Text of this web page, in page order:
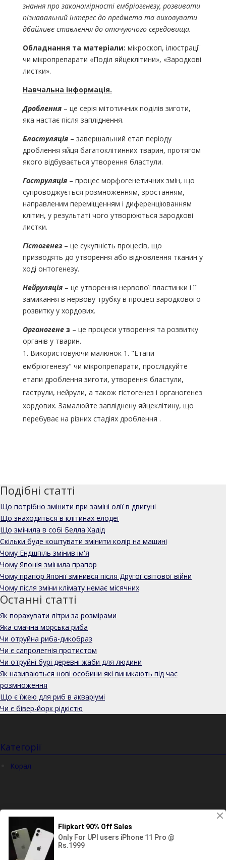
знання про закономірності ембріогенезу, розвивати
пізнавальний інтерес до предмета та виховувати
дбайливе ставлення до оточуючого середовища.
Обладнання та матеріали: мікроскоп, ілюстрації
чи мікропрепарати «Поділ яйцеклітини», «Зародкові
листки».
Навчальна інформація.
Дроблення – це серія мітотичних поділів зиготи,
яка настає після запліднення.
Бластуляція – завершальний етап періоду
дроблення яйця багатоклітинних тварин, протягом
якого відбувається утворення бластули.
Гаструляція – процес морфогенетичних змін, що
супроводжується розмноженням, зростанням,
направленим переміщенням і диференціюванням
клітин, у результаті чого утворюються зародкові
листки.
Гістогенез – це сукупність процесів, що
призводять до утворення або відновлення тканин у
ході онтогенезу.
Нейруляція – це утворення нервової пластинки і її
замикання в нервову трубку в процесі зародкового
розвитку у хордових.
Органогене з – це процеси утворення та розвитку
органів у тварин.
Використовуючи малюнок 1. "Етапи
ембріогенезу" чи мікропрепарати, прослідкуйте
етапи дроблення зиготи, утворення бластули,
гаструли, нейрули, а також гістогенез і органогенез
хордових. Замалюйте запліднену яйцеклітину, що
перебуває на різних стадіях дроблення .
Подібні статті
Що потрібно змінити при заміні олії в двигуні
Що знаходиться в клітинах елодеї
Що змінила в собі Белла Хадід
Скільки буде коштувати змінити колір на машині
Чому Ендшпіль змінив ім'я
Чому Японія змінила прапор
Чому прапор Японії змінився після Другої світової війни
Чому після зміни клімату немає місячних
Останні статті
Як порахувати літри за розмірами
Яка смачна морська риба
Чи отруйна риба-дикобраз
Чи є сапролегнія протистом
Чи отруйні бурі деревні жаби для людини
Як називаються нові особини які виникають під час
розмноження
Що є їжею для риб в акваріумі
Чи є бівер-йорк рідкістю
Категорії
Корал